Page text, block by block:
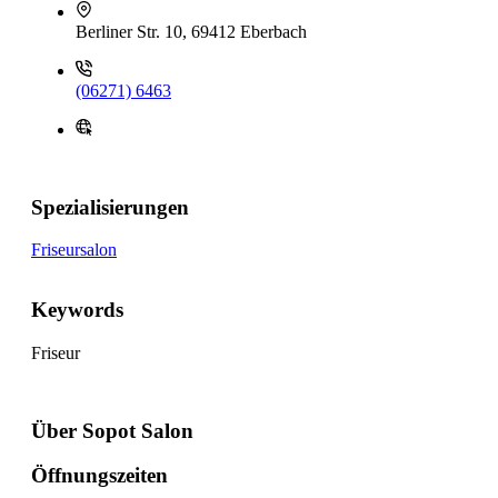
Berliner Str. 10, 69412 Eberbach
(06271) 6463
Spezialisierungen
Friseursalon
Keywords
Friseur
Über Sopot Salon
Öffnungszeiten